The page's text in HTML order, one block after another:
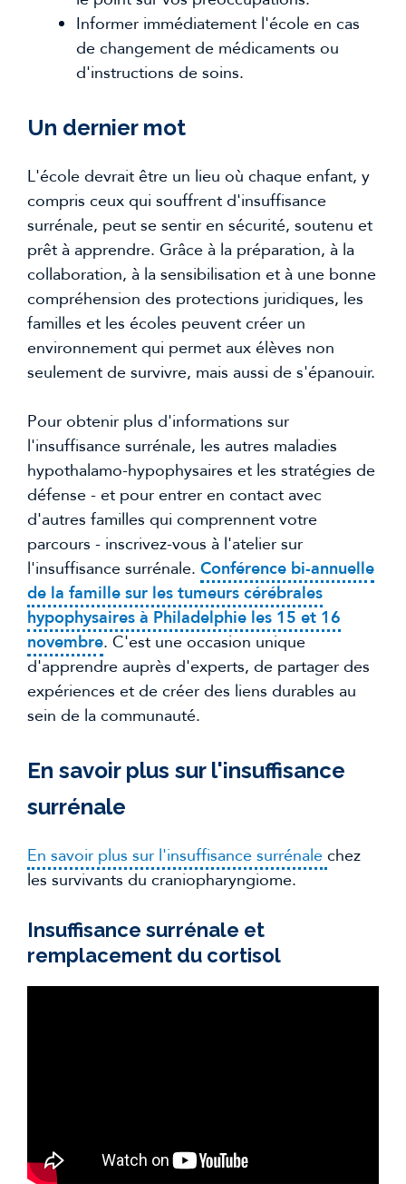
Informer immédiatement l'école en cas
de changement de médicaments ou
d'instructions de soins.
Un dernier mot
L'école devrait être un lieu où chaque enfant, y
compris ceux qui souffrent d'insuffisance
surrénale, peut se sentir en sécurité, soutenu et
prêt à apprendre. Grâce à la préparation, à la
collaboration, à la sensibilisation et à une bonne
compréhension des protections juridiques, les
familles et les écoles peuvent créer un
environnement qui permet aux élèves non
seulement de survivre, mais aussi de s'épanouir.
Pour obtenir plus d'informations sur
l'insuffisance surrénale, les autres maladies
hypothalamo-hypophysaires et les stratégies de
défense - et pour entrer en contact avec
d'autres familles qui comprennent votre
parcours - inscrivez-vous à l'atelier sur
l'insuffisance surrénale. Conférence bi-annuelle
de la famille sur les tumeurs cérébrales
hypophysaires à Philadelphie les 15 et 16
novembre. C'est une occasion unique
d'apprendre auprès d'experts, de partager des
expériences et de créer des liens durables au
sein de la communauté.
En savoir plus sur l'insuffisance
surrénale
En savoir plus sur l'insuffisance surrénale chez
les survivants du craniopharyngiome.
Insuffisance surrénale et
remplacement du cortisol